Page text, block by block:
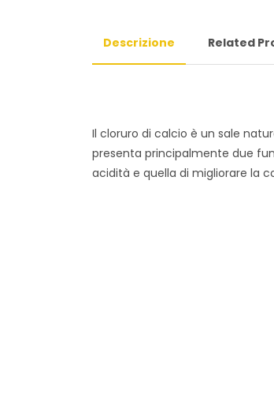
Descrizione Related
Il cloruro di calcio è un sale
presenta principalmente due
acidità e quella di migliorare la